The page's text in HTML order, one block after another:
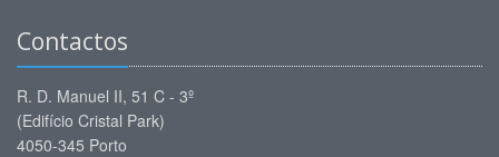
Contactos
R. D. Manuel II, 51 C - 3º
(Edifício Cristal Park)
4050-345 Porto